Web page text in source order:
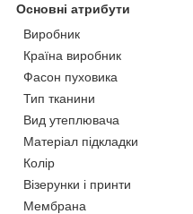
Основні атрибути
Виробник
Країна виробник
Фасон пуховика
Тип тканини
Вид утеплювача
Матеріал підкладки
Колір
Візерунки і принти
Мембрана